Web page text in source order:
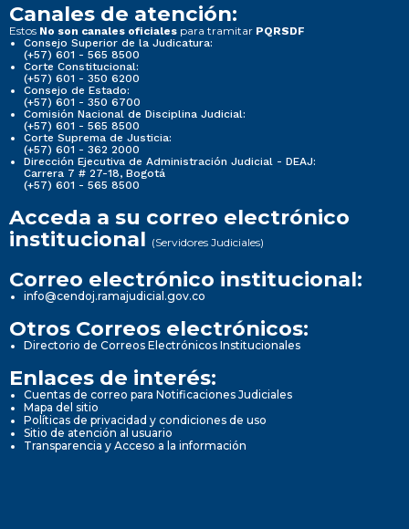
Canales de atención:
Estos No son canales oficiales para tramitar PQRSDF
Consejo Superior de la Judicatura:
(+57) 601 - 565 8500
Corte Constitucional:
(+57) 601 - 350 6200
Consejo de Estado:
(+57) 601 - 350 6700
Comisión Nacional de Disciplina Judicial:
(+57) 601 - 565 8500
Corte Suprema de Justicia:
(+57) 601 - 362 2000
Dirección Ejecutiva de Administración Judicial - DEAJ:
Carrera 7 # 27-18, Bogotá
(+57) 601 - 565 8500
Acceda a su correo electrónico
institucional (Servidores Judiciales)
Correo electrónico institucional:
info@cendoj.ramajudicial.gov.co
Otros Correos electrónicos:
Directorio de Correos Electrónicos Institucionales
Enlaces de interés:
Cuentas de correo para Notificaciones Judiciales
Mapa del sitio
Políticas de privacidad y condiciones de uso
Sitio de atención al usuario
Transparencia y Acceso a la información